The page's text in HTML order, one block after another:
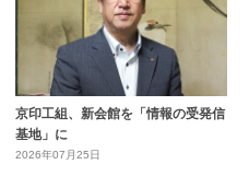
京印工組、新会館を「情報の受発信
基地」に
2026年07月25日